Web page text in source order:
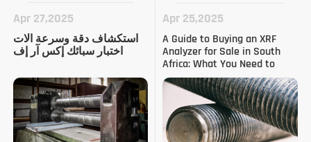
Apr 27,2025
استكشاف دقة وسرعة آلات
اختبار سبائك إكس آر إف
Apr 25,2025
A Guide to Buying an XRF
Analyzer for Sale in South
Africa: What You Need to
Know (باللغة الإنجليزية)